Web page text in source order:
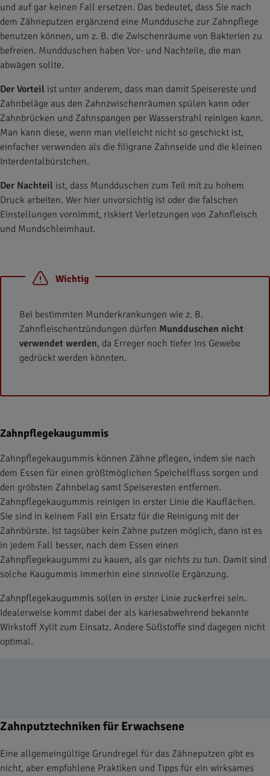
und auf gar keinen Fall ersetzen. Das bedeutet, dass Sie nach
dem Zähneputzen ergänzend eine Munddusche zur Zahnpflege
benutzen können, um z. B. die Zwischenräume von Bakterien zu
befreien. Mundduschen haben Vor- und Nachteile, die man
abwägen sollte.
Der Vorteil ist unter anderem, dass man damit Speisereste und
Zahnbeläge aus den Zahnzwischenräumen spülen kann oder
Zahnbrücken und Zahnspangen per Wasserstrahl reinigen kann.
Man kann diese, wenn man vielleicht nicht so geschickt ist,
einfacher verwenden als die filigrane Zahnseide und die kleinen
Interdentalbürstchen.
Der Nachteil ist, dass Mundduschen zum Teil mit zu hohem
Druck arbeiten. Wer hier unvorsichtig ist oder die falschen
Einstellungen vornimmt, riskiert Verletzungen von Zahnfleisch
und Mundschleimhaut.
Wichtig
Bei bestimmten Munderkrankungen wie z. B.
Zahnfleischentzündungen dürfen Mundduschen nicht
verwendet werden, da Erreger noch tiefer ins Gewebe
gedrückt werden könnten.
Zahnpflegekaugummis
Zahnpflegekaugummis können Zähne pflegen, indem sie nach
dem Essen für einen größtmöglichen Speichelfluss sorgen und
den gröbsten Zahnbelag samt Speiseresten entfernen.
Zahnpflegekaugummis reinigen in erster Linie die Kauflächen.
Sie sind in keinem Fall ein Ersatz für die Reinigung mit der
Zahnbürste. Ist tagsüber kein Zähne putzen möglich, dann ist es
in jedem Fall besser, nach dem Essen einen
Zahnpflegekaugummi zu kauen, als gar nichts zu tun. Damit sind
solche Kaugummis immerhin eine sinnvolle Ergänzung.
Zahnpflegekaugummis sollen in erster Linie zuckerfrei sein.
Idealerweise kommt dabei der als kariesabwehrend bekannte
Wirkstoff Xylit zum Einsatz. Andere Süßstoffe sind dagegen nicht
optimal.
Zahnputztechniken für Erwachsene
Eine allgemeingültige Grundregel für das Zähneputzen gibt es
nicht, aber empfohlene Praktiken und Tipps für ein wirksames